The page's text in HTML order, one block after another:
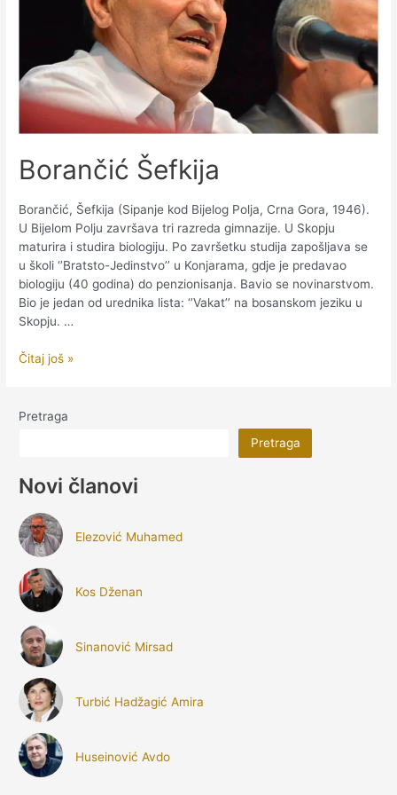
Borančić Šefkija
Borančić, Šefkija (Sipanje kod Bijelog Polja, Crna Gora, 1946).
U Bijelom Polju završava tri razreda gimnazije. U Skopju
maturira i studira biologiju. Po završetku studija zapošljava se
u školi ‘’Bratsto-Jedinstvo’’ u Konjarama, gdje je predavao
biologiju (40 godina) do penzionisanja. Bavio se novinarstvom.
Bio je jedan od urednika lista: ‘’Vakat’’ na bosanskom jeziku u
Skopju. …
Borančić
Čitaj još »
Pretraga
Pretraga
Novi članovi
Elezović Muhamed
Kos Dženan
Sinanović Mirsad
Turbić Hadžagić Amira
Huseinović Avdo